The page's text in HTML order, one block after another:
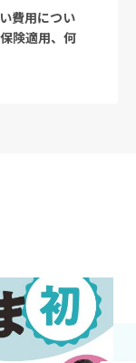
費用につい
険適用、何